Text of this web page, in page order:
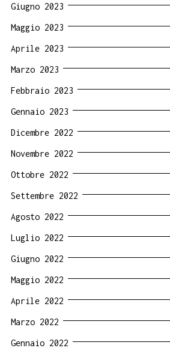
Giugno 2023
Maggio 2023
Aprile 2023
Marzo 2023
Febbraio 2023
Gennaio 2023
Dicembre 2022
Novembre 2022
Ottobre 2022
Settembre 2022
Agosto 2022
Luglio 2022
Giugno 2022
Maggio 2022
Aprile 2022
Marzo 2022
Gennaio 2022